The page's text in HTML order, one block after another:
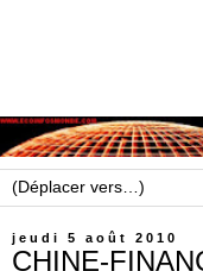
jeudi 5 août 2010
CHINE-